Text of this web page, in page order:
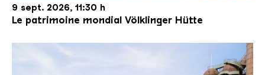
9 sept. 2026, 11:30 h
Le patrimoine mondial Völklinger Hütte